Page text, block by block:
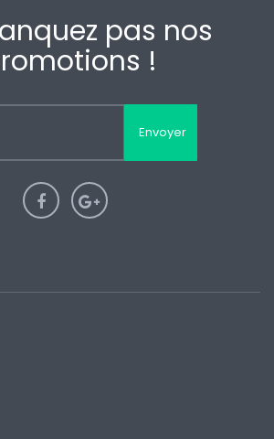
pas nos
!
Envoyer